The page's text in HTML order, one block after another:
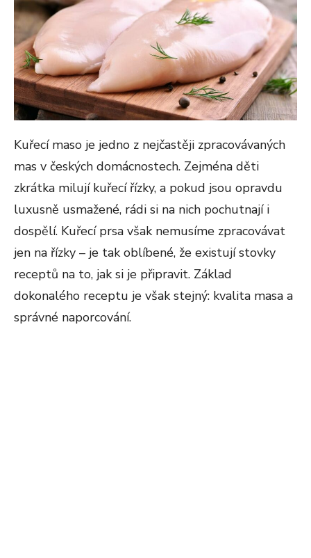
Kuřecí maso je jedno z nejčastěji zpracovávaných
mas v českých domácnostech. Zejména děti
zkrátka milují kuřecí řízky, a pokud jsou opravdu
luxusně usmažené, rádi si na nich pochutnají i
dospělí. Kuřecí prsa však nemusíme zpracovávat
jen na řízky – je tak oblíbené, že existují stovky
receptů na to, jak si je připravit. Základ
dokonalého receptu je však stejný: kvalita masa a
správné naporcování.